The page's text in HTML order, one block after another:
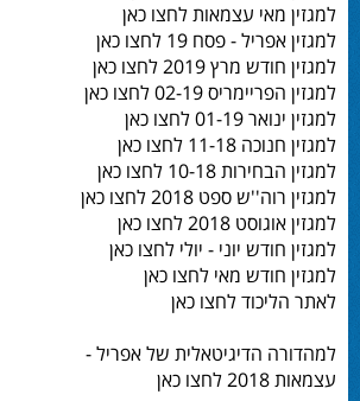
למגזין מאי עצמאות לחצו כאן
למגזין אפריל - פסח 19 לחצו כאן
למגזין חודש מרץ 2019 לחצו כאן
למגזין הפריימריס 02-19 לחצו כאן
למגזין ינואר 01-19 לחצו כאן
למגזין חנוכה 11-18 לחצו כאן
למגזין הבחירות 10-18 לחצו כאן
למגזין רוה''ש ספט 2018 לחצו כאן
למגזין אוגוסט 2018 לחצו כאן
למגזין חודש יוני - יולי לחצו כאן
למגזין חודש מאי לחצו כאן
לאתר הליכוד לחצו כאן
למהדורה הדיגיטאלית של אפריל -
עצמאות 2018 לחצו כאן